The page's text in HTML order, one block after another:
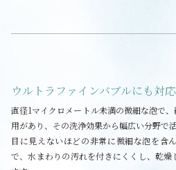
ウルトラファインバブルにも対応
直径1マイクロメートル未満の微細な泡で
用があり、その洗浄効果から幅広い分野で
目に見えないほどの非常に微細な泡を含
で、水まわりの汚れを付きにくくし、乾